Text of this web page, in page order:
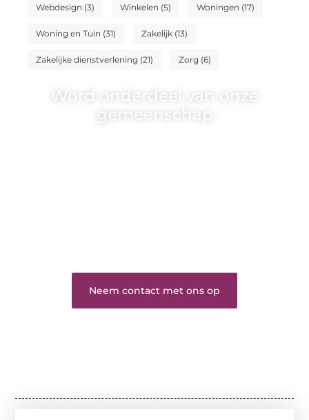
Webdesign (3) Winkelen (5) Woningen (17)
Woning en Tuin (31) Zakelijk(13)
Zakelijke dienstverlening (21) Zorg (6)
Word onderdeel van onze
gemeenschap
Neem contact met ons op